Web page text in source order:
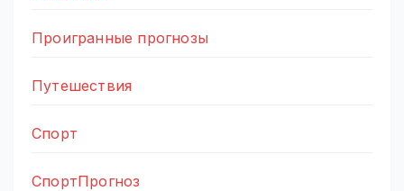
Проигранные прогнозы
Путешествия
Спорт
СпортПрогноз